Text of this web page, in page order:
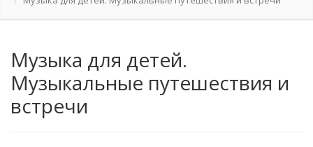
Музыка для детей.
Музыкальные путешествия и
встречи